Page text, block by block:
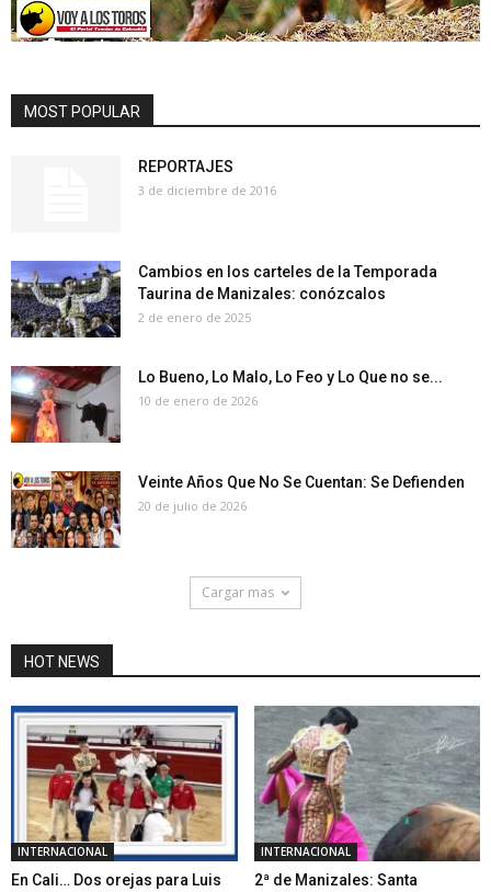
MOST POPULAR
REPORTAJES
3 de diciembre de 2016
Cambios en los carteles de la Temporada
Taurina de Manizales: conózcalos
2 de enero de 2025
Lo Bueno, Lo Malo, Lo Feo y Lo Que no se...
10 de enero de 2026
Veinte Años Que No Se Cuentan: Se Defienden
20 de julio de 2026
Cargar mas
HOT NEWS
INTERNACIONAL
En Cali… Dos orejas para Luis
INTERNACIONAL
2ª de Manizales: Santa